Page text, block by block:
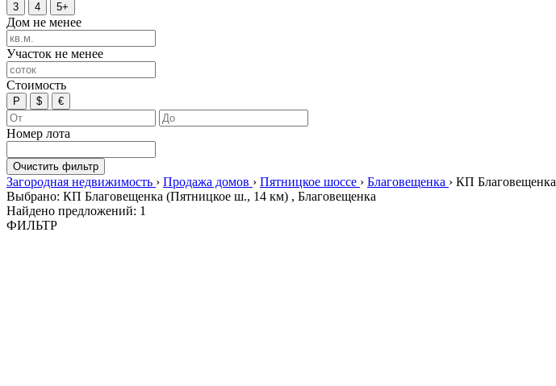
3 4 5+
Дом не менее
Участок не менее
Стоимость
Р $ €
Номер лота
Очистить фильтр
Загородная недвижимость › Продажа домов › Пятницкое шоссе › Благовещенка › КП Благовещенка
Выбрано: КП Благовещенка (Пятницкое ш., 14 км) , Благовещенка
Найдено предложений: 1
ФИЛЬТР